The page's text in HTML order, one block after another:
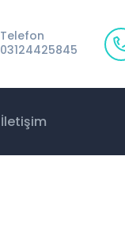
Telefon
03124425845
İletişim